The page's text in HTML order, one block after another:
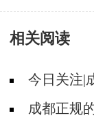
患抽动症?
相关阅读
今日关注|
作的症状是什
成都正规